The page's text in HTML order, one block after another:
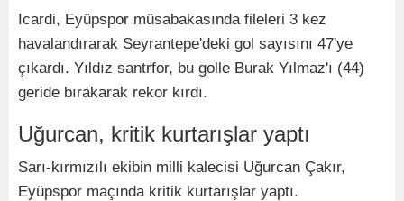
Icardi, Eyüpspor müsabakasında fileleri 3 kez
havalandırarak Seyrantepe'deki gol sayısını 47'ye
çıkardı. Yıldız santrfor, bu golle Burak Yılmaz'ı (44)
geride bırakarak rekor kırdı.
Uğurcan, kritik kurtarışlar yaptı
Sarı-kırmızılı ekibin milli kalecisi Uğurcan Çakır,
Eyüpspor maçında kritik kurtarışlar yaptı.